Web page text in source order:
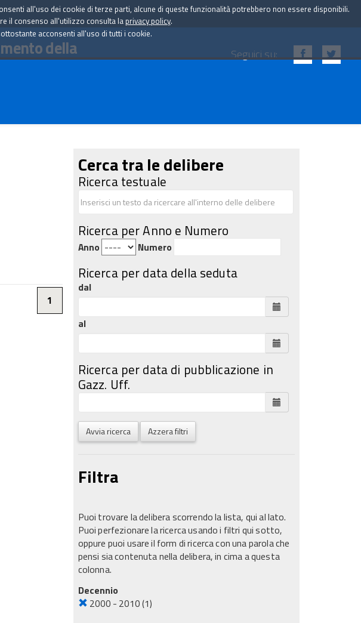
della Seguici su:
1
Cerca tra le delibere
Ricerca testuale
Ricerca per Anno e Numero
Anno Numero
Ricerca per data della seduta
dal
al
Ricerca per data di pubblicazione in
Gazz. Uff.
Avvia ricerca Azzera filtri
Filtra
Puoi trovare la delibera scorrendo la lista, qui al lato.
Puoi perfezionare la ricerca usando i filtri qui sotto,
oppure puoi usare il form di ricerca con una parola che
pensi sia contenuta nella delibera, in cima a questa
colonna.
Decennio
2000 - 2010(1)
all'uso dei cookie di terze parti, alcune di queste funzionalità potrebbero non essere disponibili.
il consenso all'utilizzo consulta laprivacy policy.
acconsenti all'uso di tutti i cookie.